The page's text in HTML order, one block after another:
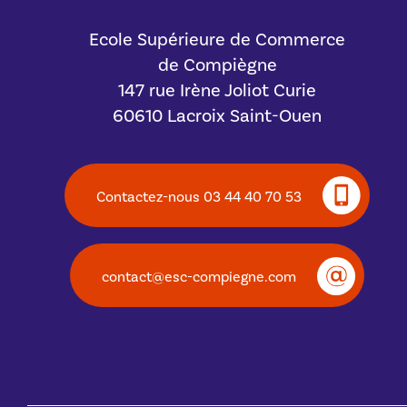
Ecole Supérieure de Commerce
de Compiègne
147 rue Irène Joliot Curie
60610 Lacroix Saint-Ouen
Contactez-nous 03 44 40 70 53
contact@esc-compiegne.com